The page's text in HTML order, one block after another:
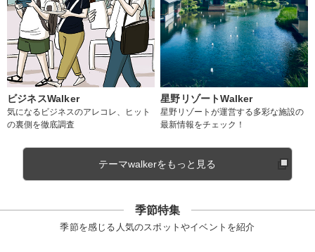
ビジネスWalker
気になるビジネスのアレコレ、ヒット
の裏側を徹底調査
星野リゾートWalker
星野リゾートが運営する多彩な施設の
最新情報をチェック！
テーマwalkerをもっと見る
季節特集
季節を感じる人気のスポットやイベントを紹介